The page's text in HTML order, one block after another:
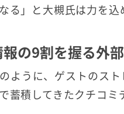
る」と大槻氏は力を込
の9割を握る外
ように、ゲストのス
蓄積してきたクチコミ